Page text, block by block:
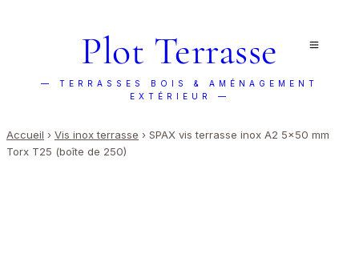
Plot Terrasse
— TERRASSES BOIS & AMÉNAGEMENT
EXTÉRIEUR —
Accueil › Vis inox terrasse › SPAX vis terrasse inox A2 5x50 mm
Torx T25 (boîte de 250)